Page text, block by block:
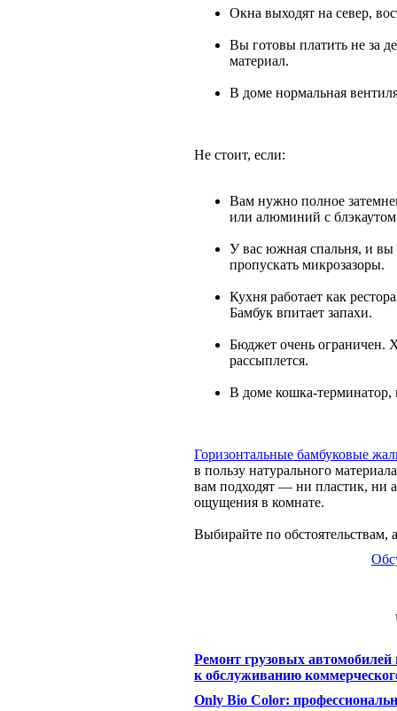
Окна выходят на север,
Вы готовы платить не за
материал.
В доме нормальная
Не стоит, если:
Вам нужно полное
или алюминий с
У вас южная спальня, и вы
пропускать микрозазоры.
Кухня работает как
Бамбук впитает запахи.
Бюджет очень ограничен.
рассыплется.
В доме кошка-терминатор,
Горизонтальные бамбуковые
в пользу натурального
вам подходят — ни пластик, ни
ощущения в комнате.
Выбирайте по обстоятельствам,
Ремонт грузовых
к обслуживанию
Only Bio Color: